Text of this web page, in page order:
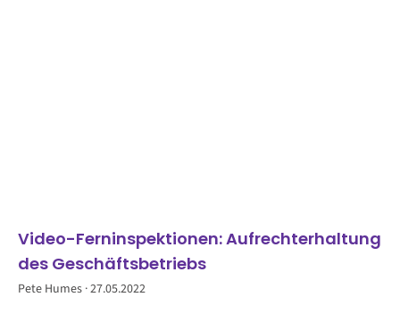
Video-Ferninspektionen: Aufrechterhaltung
des Geschäftsbetriebs
Pete Humes 27.05.2022